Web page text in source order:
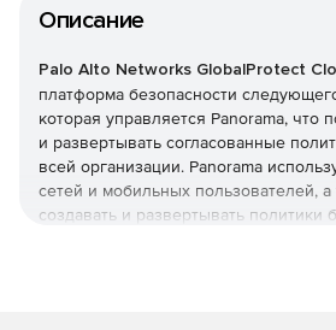
Описание
Palo Alto Networks GlobalProtect
платформа безопасности
которая управляется Panorama, что
и развертывать согласованные
всей организации. Panorama
сетей и мобильных пользователей,
создавать и развертывать политики